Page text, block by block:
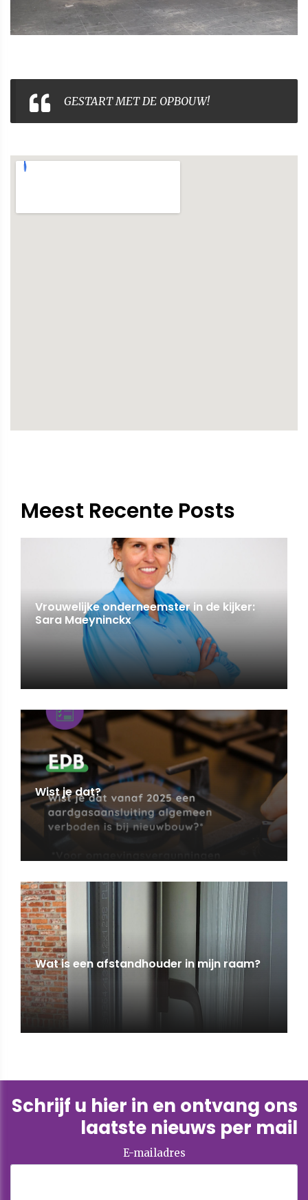
GESTART MET DE OPBOUW!
Meest Recente Posts
Vrouwelijke onderneemster in de kijker:
Sara Maeyninckx
Wist je dat?
Wat is een afstandhouder in mijn raam?
Schrijf u hier in en ontvang ons
laatste nieuws per mail
E-mailadres